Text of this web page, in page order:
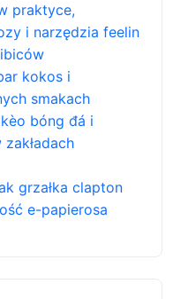
praktyce,
i narzędzia feelin
kokos i
smakach
bóng đá i
grzałka clapton
e-papierosa